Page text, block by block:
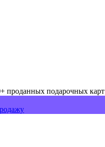
проданных подарочных карт